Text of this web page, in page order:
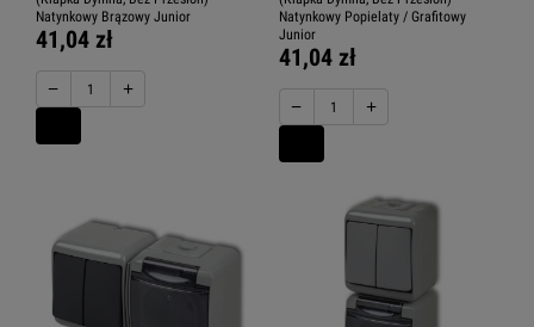
Natynkowy Brązowy Junior
41,04 zł
− +
Natynkowy Popielaty / Grafitowy
Junior
41,04 zł
− +